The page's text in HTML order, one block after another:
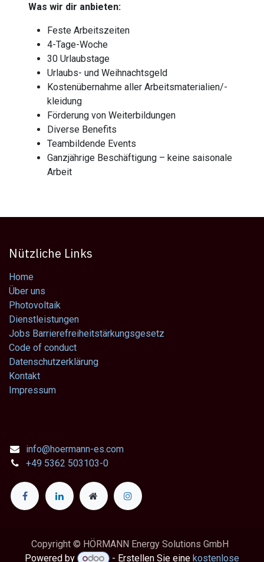
Was wir dir anbieten:
Feste Arbeitszeiten
4-Tage-Woche
30 Urlaubstage
Urlaubs- und Weihnachtsgeld
Kostenübernahme aller Arbeitsmaterialien/-
kleidung
Förderung von Weiterbildungen
Diverse Benefits
Teambildende Events
Ganzjährige Beschäftigung – keine saisonale
Arbeit
Nützliche Links
Home
Über uns
Photovoltaik
Dienstleistungen
Jobs Barrierefreiheitstärkungsgesetz
Code of conduct
Datenschutzerklärung
Kontakt
Impressum
info@hoermann-es.com
+49 5362 503103-0
Copyright © HÖRMANN Energy Solutions GmbH
Powered by
- Erstellen Sie eine kostenlose